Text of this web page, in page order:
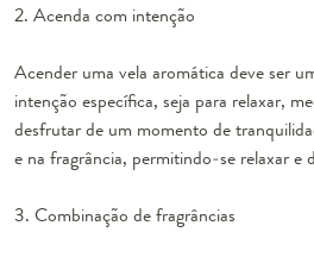
2. Acenda com intenção
Acender uma vela aromática deve ser
intenção específica, seja para relaxar,
desfrutar de um momento de
e na fragrância, permitindo-se relaxar e
3. Combinação de fragrâncias